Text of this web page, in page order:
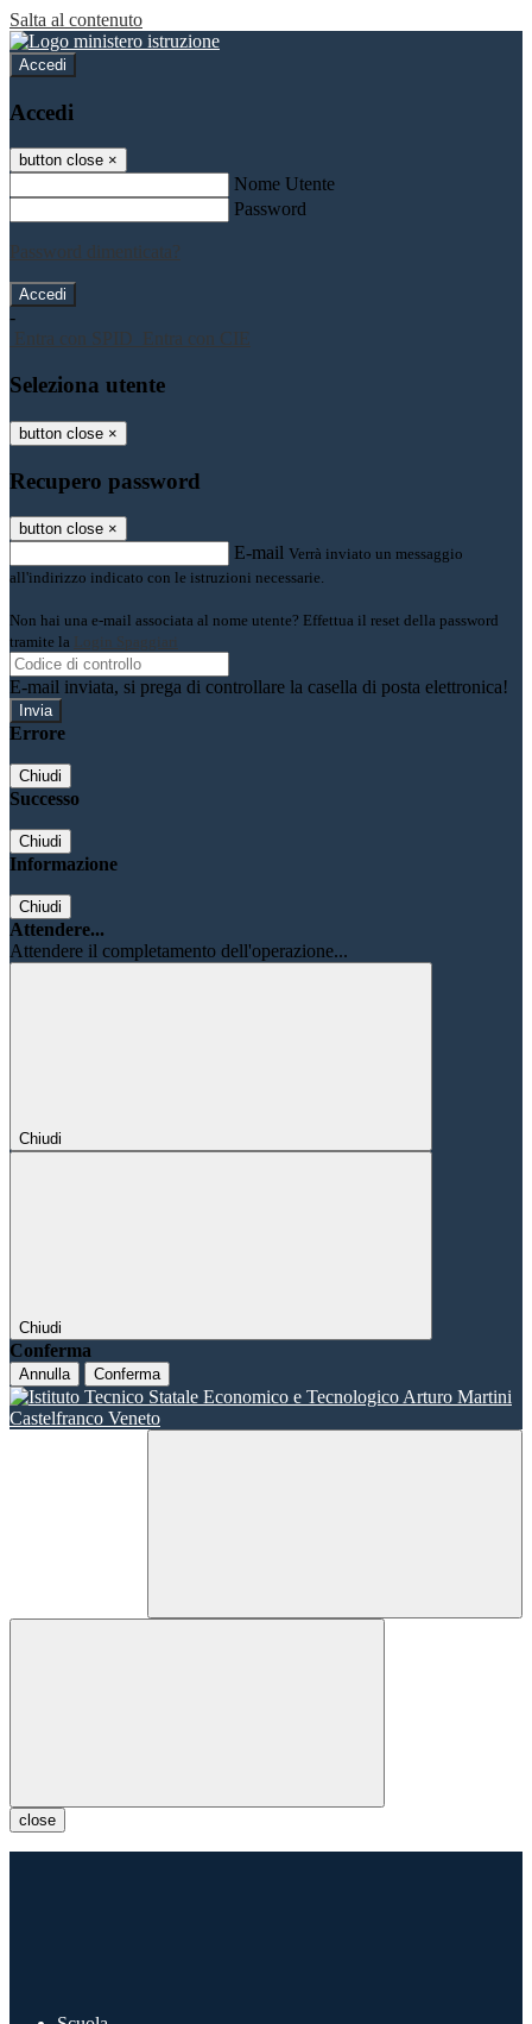
Salta al contenuto
Accedi
Accedi
button close ×
Nome Utente
Password
Password dimenticata?
-
Entra con SPID
Entra con CIE
Seleziona utente
button close ×
Recupero password
button close ×
E-mail Verrà inviato un messaggio
all'indirizzo indicato con le istruzioni necessarie.
Non hai una e-mail associata al nome utente? Effettua il reset della password
tramite la Login Spaggiari
E-mail inviata, si prega di controllare la casella di posta elettronica!
Errore
Chiudi
Successo
Chiudi
Informazione
Chiudi
Attendere...
Attendere il completamento dell'operazione...
Chiudi
Chiudi
Conferma
Annulla Conferma
close